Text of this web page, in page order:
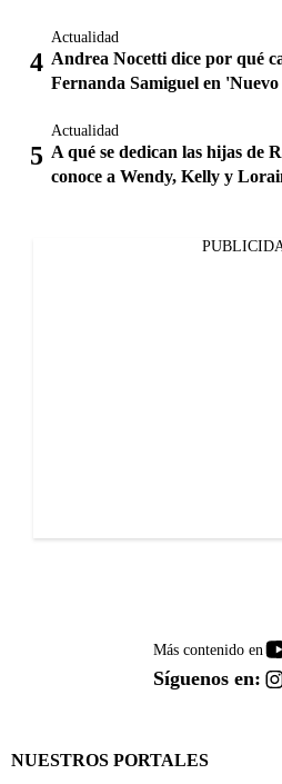
Actualidad
Andrea Nocetti dice por qué
Fernanda Samiguel en
Actualidad
A qué se dedican las hijas de
conoce a Wendy, Kelly y
Más contenido en
Síguenos en:
NUESTROS PORTALES